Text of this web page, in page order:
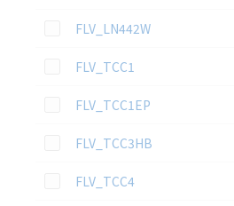
この資料を選択
FLV_LN442W
この資料を選択
FLV_TCC1
この資料を選択
FLV_TCC1EP
この資料を選択
FLV_TCC3HB
この資料を選択
FLV_TCC4